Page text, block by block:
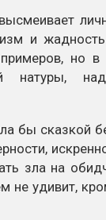
и
но
натуры,
бы сказкой
зла на
не удивит,